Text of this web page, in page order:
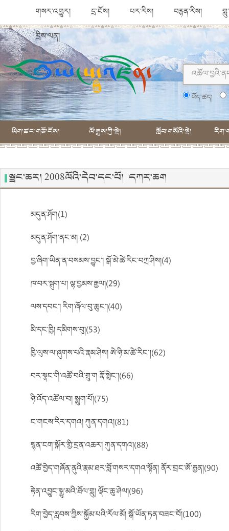
གསར་འགྱུར། དྲ་ངོས། པར་རིས། བརྙན་རིས།
དྲིས་ལན།
ཡོད་ཚད།
ཡིག་ཚང་གཙོ་ངོས། ལོ་རྒྱུས་ཀྱི་སྡེ། སློབ་གསོའི་སྡེ།
སྦྲང་ཆར། 2008ལོའི་དེབ་དང་པོ། དཀར་ཆག
མདུན་ཤོག(1)
མདུན་ཤོག་ནང་མ། (2)
བྱ་ཞིག་ཡིན་ན་བསམས་བྱུང་། སྒོ་མེ་ཚེ་རིང་བཀྲ་ཤིས།(4)
ཁ་བར་སྒུག་པ། ལྷ་བྱམས་རྒྱལ།(29)
ལས་དབང་། རིག་ཞོལ་བུ་ཆུང་།(40)
མི་དང་ཁྱི། དམིགས་བུ།(53)
ཁྱི་ལུས་ལ་ཞུགས་པའི་རྣམ་ཤེས། ཨེ་ཉི་མ་ཚེ་རིང།(62)
བར་སྣང་གི་འཚོ་བའི་གྲུ་ག རྣོ་སྦྲེང་།(66)
ཉི་འོད་འཚོལ་བ། སྨུག་པོ།(75)
ང་གངས་རིར་དགའ། ཀུན་དགའ།(81)
སྙན་ངག་སྐོར་གྱི་དྲན་འཆར། ཀུན་དགའ།(88)
འཚོ་བྱེད་གཞོན་ནུའི་རྣམ་ཐར་བློ་གསར་དགའ་སྟོན། ནོར་བྲང་ཨོ་རྒྱན།(90)
རྟེན་འབྱུང་སྒྱུ་མའི་ཐོལ་གླུ། ལྡོང་ཆུ་ཤེལ།(96)
རིག་བྱེད་རླབས་ཀྱིས་སྐྱོམ་པའི་རོལ་མོ། སྒོ་ཡོན་ཏན་བཟང་བོ།(100)